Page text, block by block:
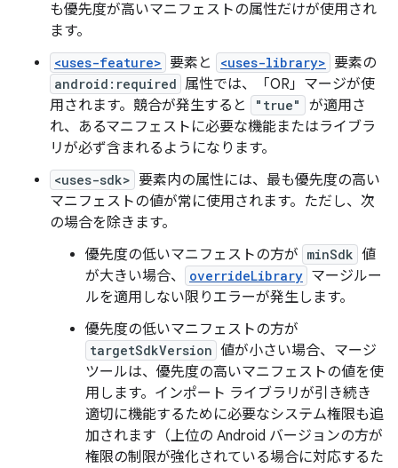
も優先度が高いマニフェストの属性だけが使用され
ます。
<uses-feature> 要素と <uses-library> 要素の
android:required 属性では、「OR」 マージが使
用されます。競合が発生すると
"true"
が適用さ
れ、あるマニフェストに必要な機能またはライブラ
リが必ず含まれるようになります。
<uses-sdk> 要素内の属性には、最も優先度の高い
マニフェストの値が常に使用されます。ただし、次
の場合を除きます。
優先度の低いマニフェストの方が minSdk 値
が大きい場合、
overrideLibrary マージルー
ルを適用しない限りエラーが発生します。
優先度の低いマニフェストの方が
targetSdkVersion 値が小さい場合、マージ
ツールは、優先度の高いマニフェストの値を使
用します。インポート ライブラリが引き続き
適切に機能するために必要なシステム権限も追
加されます（上位の Android バージョンの方が
権限の制限が強化されている場合に対応するた